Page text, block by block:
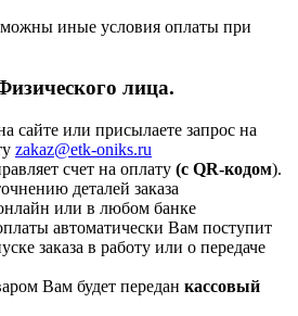
иные условия оплаты при
лица.
сайте или присылаете запрос на
zakaz@etk-oniks.ru
счет на оплату (с QR-кодом).
деталей заказа
или в любом банке
автоматически Вам поступит
заказа в работу или о передаче
Вам будет передан кассовый